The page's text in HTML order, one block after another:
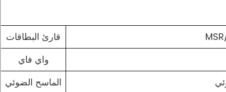
قارئ البطاقات
واي فاي
الماسح الضوئي